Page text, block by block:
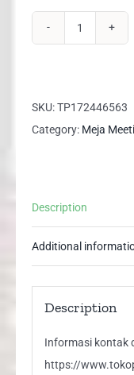
Meja
Meeting
Oval
SKU:TP172446563
Category: Meja
Description
Additional
Description
Informasi kontak
https://